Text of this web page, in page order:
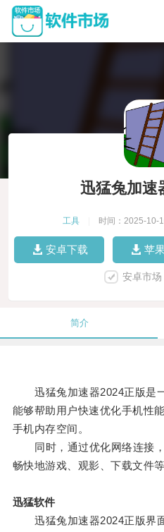
迅猛兔加速
工具 时间：2025-10-
安卓下载 苹
安卓市
简介
迅猛兔加速器2024正版是一
能够帮助用户快速优化手机性
手机内存空间。
同时，通过优化网络连接，
畅快地游戏、观影、下载文件
迅猛软件
迅猛兔加速器2024正版界